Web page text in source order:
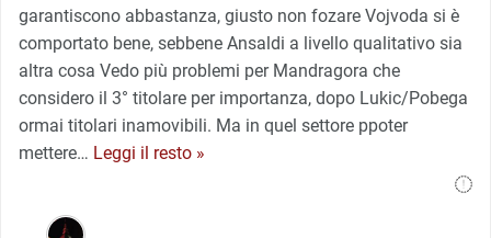
garantiscono abbastanza, giusto non fozare Vojvoda si è
comportato bene, sebbene Ansaldi a livello qualitativo sia
altra cosa Vedo più problemi per Mandragora che
considero il 3° titolare per importanza, dopo Lukic/Pobega
ormai titolari inamovibili. Ma in quel settore ppoter
mettere… Leggi il resto »